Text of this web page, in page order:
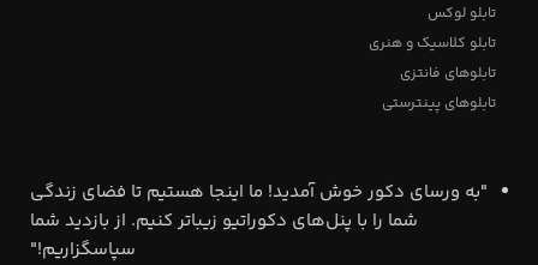
تابلو لوکس
تابلو کلاسیک و هنری
تابلوهای فانتزی
تابلوهای پینترستی
"به ورسای دکور خوش آمدید! ما اینجا هستیم تا فضای زندگی
شما را با پنل‌های دکوراتیو زیباتر کنیم. از بازدید شما
سپاسگزاریم!"